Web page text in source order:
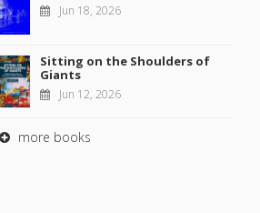
Jun 18, 2026
Sitting on the Shoulders of
Giants
Jun 12, 2026
more books